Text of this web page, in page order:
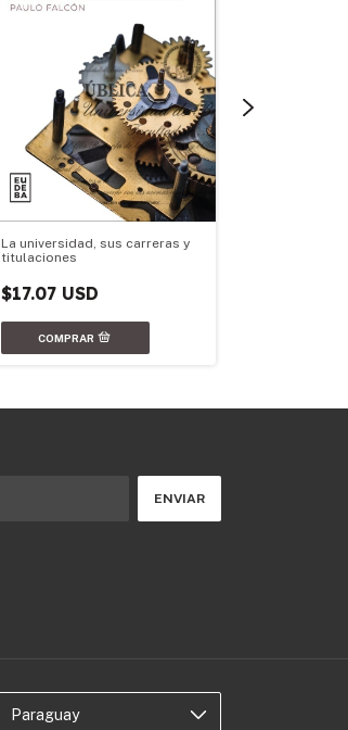
La universidad, sus carreras y
titulaciones
$17.07 USD